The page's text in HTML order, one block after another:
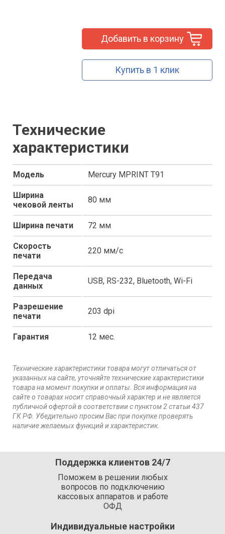
Добавить в корзину
Купить в 1 клик
Технические
характеристики
Модель Mercury MPRINT T91
Ширина
чековой ленты
80 мм
Ширина печати 72 мм
Скорость
печати
220 мм/с
Передача
данных
USB, RS-232, Bluetooth, Wi-Fi
Разрешение
печати
203 dpi
Гарантия 12 мес.
Технические характеристики товара могут отличаться от
указанных на сайте, уточняйте технические характеристики
товара на момент покупки и оплаты. Вся информация на
сайте о товарах носит справочный характер и не является
публичной офертой в соответствии с пунктом 2 статьи 437
ГК РФ. Убедительно просим Вас при покупке проверять
наличие желаемых функций и характеристик.
Поддержка клиентов 24/7
Поможем в решении любых
вопросов по подключению
кассовых аппаратов и работе
ОФД
Индивидуальные настройки